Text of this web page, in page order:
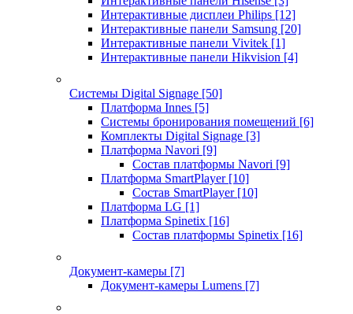
Интерактивные дисплеи Philips [12]
Интерактивные панели Samsung [20]
Интерактивные панели Vivitek [1]
Интерактивные панели Hikvision [4]
Системы Digital Signage [50]
Платформа Innes [5]
Системы бронирования помещений [6]
Комплекты Digital Signage [3]
Платформа Navori [9]
Состав платформы Navori [9]
Платформа SmartPlayer [10]
Состав SmartPlayer [10]
Платформа LG [1]
Платформа Spinetix [16]
Состав платформы Spinetix [16]
Документ-камеры [7]
Документ-камеры Lumens [7]